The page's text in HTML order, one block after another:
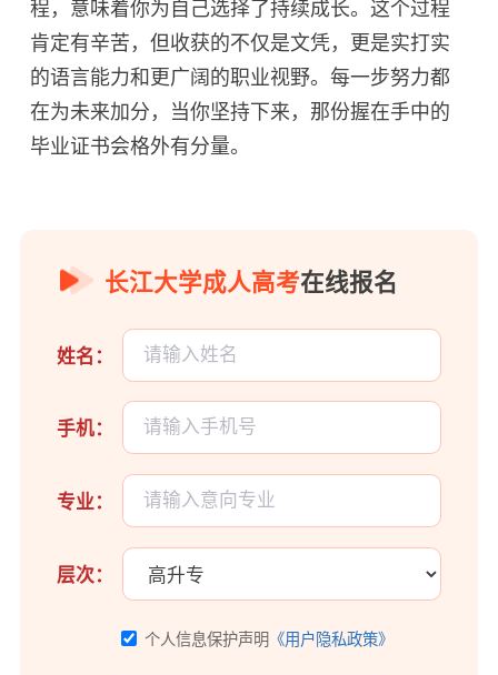
程，意味着你为自己选择了持续成长。这个过程
肯定有辛苦，但收获的不仅是文凭，更是实打实
的语言能力和更广阔的职业视野。每一步努力都
在为未来加分，当你坚持下来，那份握在手中的
毕业证书会格外有分量。
长江大学成人高考在线报名
姓名：
手机：
专业：
层次：
个人信息保护声明 《用户隐私政策》